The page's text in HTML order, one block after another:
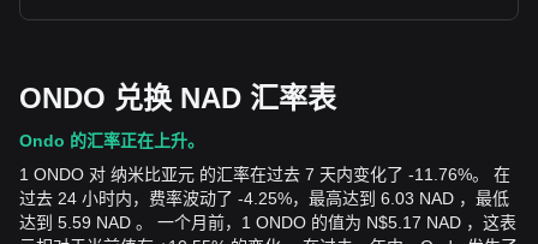
ONDO 兑换 NAD 汇率表
Ondo 的汇率正在上升。
1 ONDO 对 纳米比亚元 的汇率在过去 7 天内变化了 -11.76%。 在
过去 24 小时内，费率波动了 -4.25%，最高达到 6.03 NAD ，最低
达到 5.59 NAD 。 一个月前，1 ONDO 的值为 N$5.17 NAD ，这表